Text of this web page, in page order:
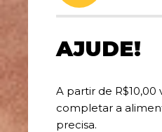
AJUDE!
A partir de R$10,00
completar a
precisa.